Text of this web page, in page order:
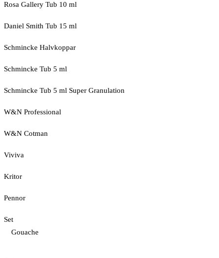
Rosa Gallery Tub 10 ml
Daniel Smith Tub 15 ml
Schmincke Halvkoppar
Schmincke Tub 5 ml
Schmincke Tub 5 ml Super Granulation
W&N Professional
W&N Cotman
Viviva
Kritor
Pennor
Set
Gouache